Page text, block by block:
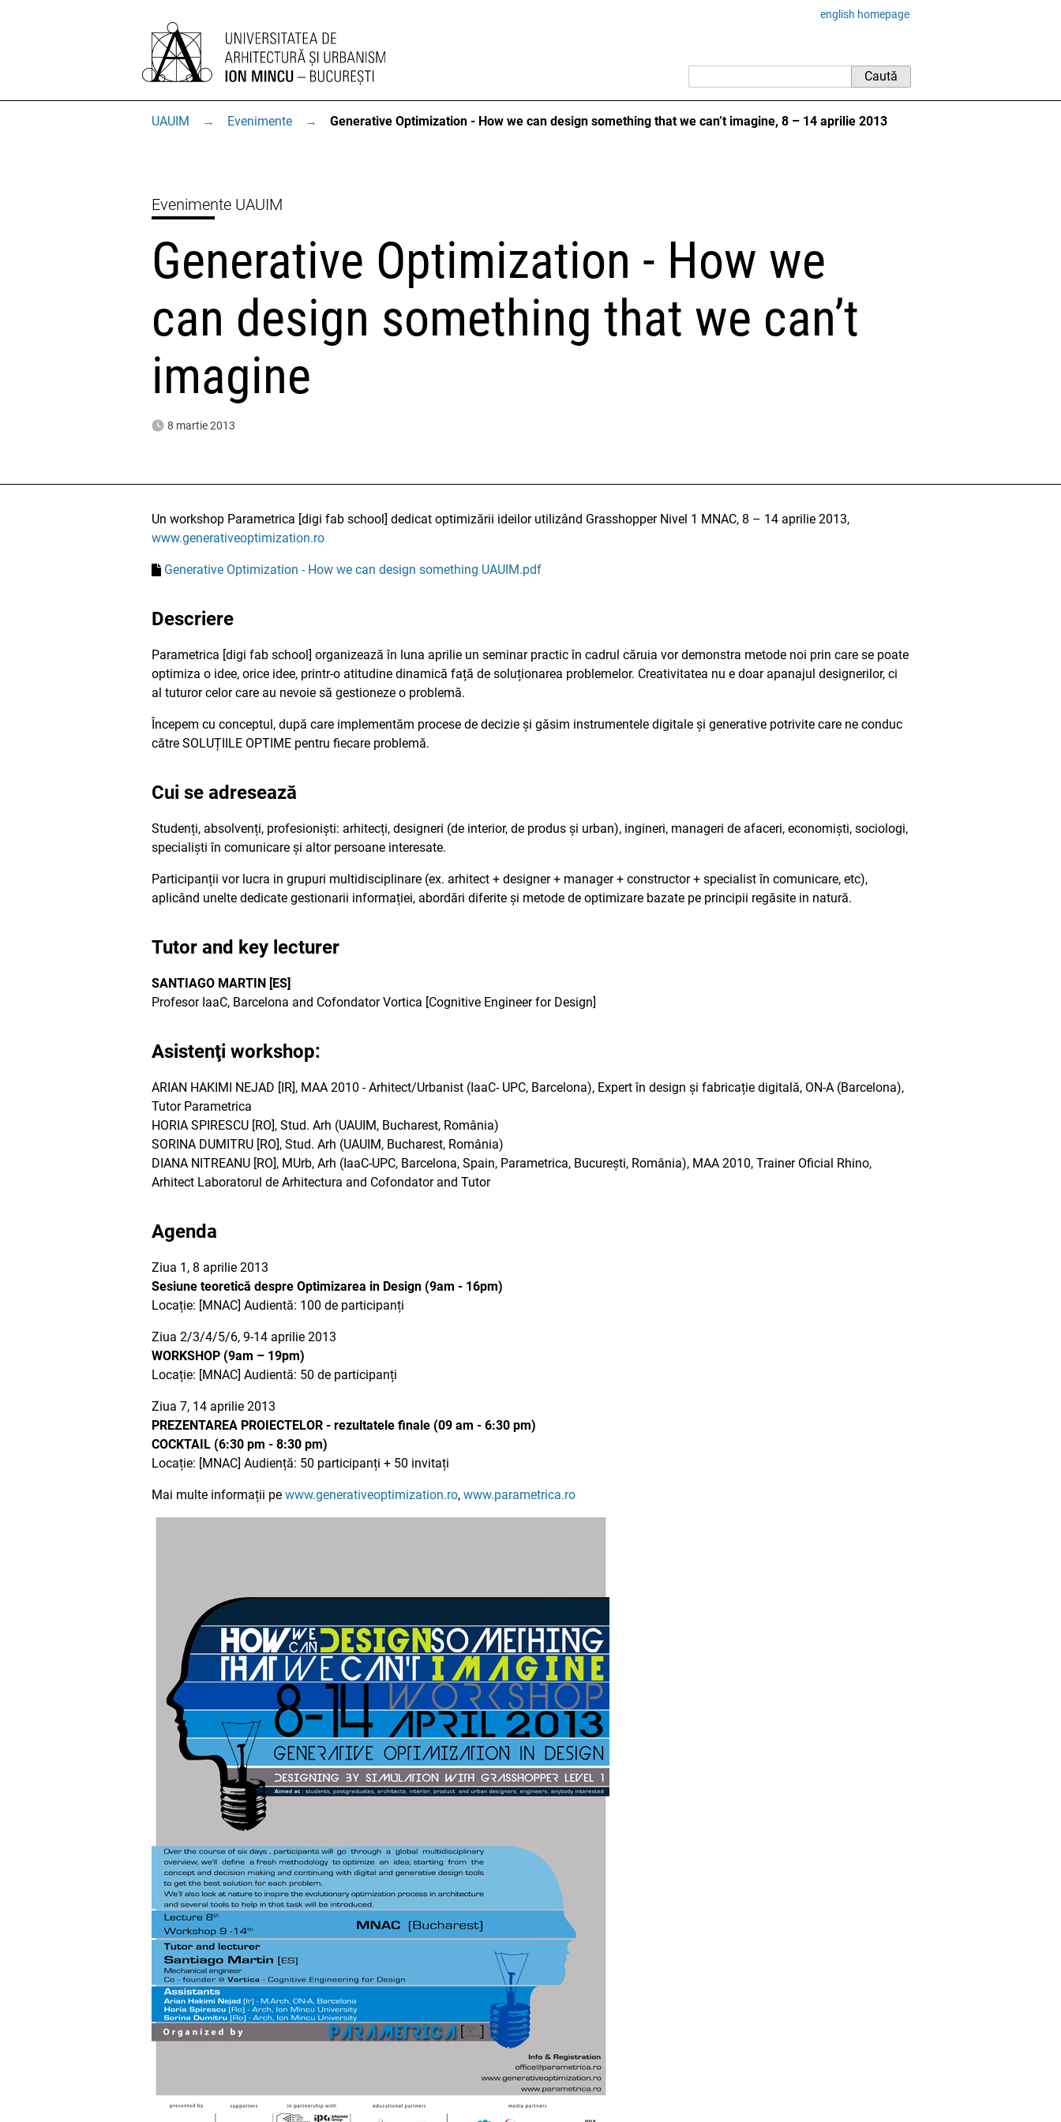
english homepage
UAUIM → Evenimente → Generative Optimization - How we can design something that we can’t imagine, 8 – 14 aprilie 2013
Evenimente UAUIM
Generative Optimization - How we
can design something that we can’t
imagine
8 martie 2013
Un workshop Parametrica [digi fab school] dedicat optimizării ideilor utilizând Grasshopper Nivel 1 MNAC, 8 – 14 aprilie 2013,
www.generativeoptimization.ro
Generative Optimization - How we can design something UAUIM.pdf
Descriere
Parametrica [digi fab school] organizează în luna aprilie un seminar practic în cadrul căruia vor demonstra metode noi prin care se poate
optimiza o idee, orice idee, printr-o atitudine dinamică față de soluționarea problemelor. Creativitatea nu e doar apanajul designerilor, ci
al tuturor celor care au nevoie să gestioneze o problemă.
Începem cu conceptul, după care implementăm procese de decizie și găsim instrumentele digitale și generative potrivite care ne conduc
către SOLUȚIILE OPTIME pentru fiecare problemă.
Cui se adresează
Studenți, absolvenți, profesioniști: arhitecți, designeri (de interior, de produs și urban), ingineri, manageri de afaceri, economiști, sociologi,
specialiști în comunicare și altor persoane interesate.
Participanții vor lucra in grupuri multidisciplinare (ex. arhitect + designer + manager + constructor + specialist în comunicare, etc),
aplicând unelte dedicate gestionarii informației, abordări diferite și metode de optimizare bazate pe principii regăsite in natură.
Tutor and key lecturer
SANTIAGO MARTIN [ES]
Profesor IaaC, Barcelona and Cofondator Vortica [Cognitive Engineer for Design]
Asistenţi workshop:
ARIAN HAKIMI NEJAD [IR], MAA 2010 - Arhitect/Urbanist (IaaC- UPC, Barcelona), Expert în design și fabricație digitală, ON-A (Barcelona),
Tutor Parametrica
HORIA SPIRESCU [RO], Stud. Arh (UAUIM, Bucharest, România)
SORINA DUMITRU [RO], Stud. Arh (UAUIM, Bucharest, România)
DIANA NITREANU [RO], MUrb, Arh (IaaC-UPC, Barcelona, Spain, Parametrica, București, România), MAA 2010, Trainer Oficial Rhino,
Arhitect Laboratorul de Arhitectura and Cofondator and Tutor
Agenda
Ziua 1, 8 aprilie 2013
Sesiune teoretică despre Optimizarea in Design (9am - 16pm)
Locație: [MNAC] Audientă: 100 de participanți
Ziua 2/3/4/5/6, 9-14 aprilie 2013
WORKSHOP (9am – 19pm)
Locație: [MNAC] Audientă: 50 de participanți
Ziua 7, 14 aprilie 2013
PREZENTAREA PROIECTELOR - rezultatele finale (09 am - 6:30 pm)
COCKTAIL (6:30 pm - 8:30 pm)
Locație: [MNAC] Audiență: 50 participanți + 50 invitați
Mai multe informații pe www.generativeoptimization.ro, www.parametrica.ro